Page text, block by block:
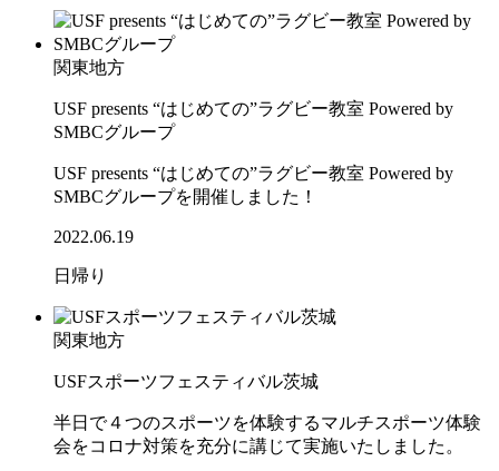
関東地方
USF presents “はじめての”ラグビー教室 Powered by
SMBCグループ
USF presents “はじめての”ラグビー教室 Powered by
SMBCグループを開催しました！
2022.06.19
日帰り
関東地方
USFスポーツフェスティバル茨城
半日で４つのスポーツを体験するマルチスポーツ体験
会をコロナ対策を充分に講じて実施いたしました。